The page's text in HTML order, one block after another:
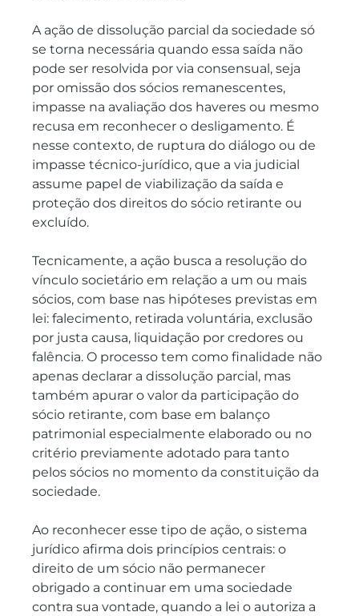
A ação de dissolução parcial da sociedade só
se torna necessária quando essa saída não
pode ser resolvida por via consensual, seja
por omissão dos sócios remanescentes,
impasse na avaliação dos haveres ou mesmo
recusa em reconhecer o desligamento. É
nesse contexto, de ruptura do diálogo ou de
impasse técnico-jurídico, que a via judicial
assume papel de viabilização da saída e
proteção dos direitos do sócio retirante ou
excluído.
Tecnicamente, a ação busca a resolução do
vínculo societário em relação a um ou mais
sócios, com base nas hipóteses previstas em
lei: falecimento, retirada voluntária, exclusão
por justa causa, liquidação por credores ou
falência. O processo tem como finalidade não
apenas declarar a dissolução parcial, mas
também apurar o valor da participação do
sócio retirante, com base em balanço
patrimonial especialmente elaborado ou no
critério previamente adotado para tanto
pelos sócios no momento da constituição da
sociedade.
Ao reconhecer esse tipo de ação, o sistema
jurídico afirma dois princípios centrais: o
direito de um sócio não permanecer
obrigado a continuar em uma sociedade
contra sua vontade, quando a lei o autoriza a